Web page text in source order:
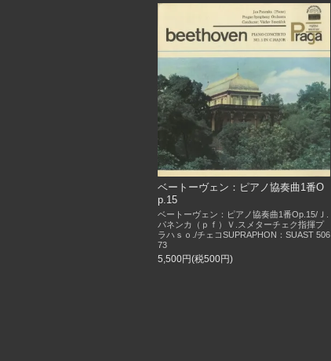
ベートーヴェン：ピアノ協奏曲1番O
p.15
ベートーヴェン：ピアノ協奏曲1番Op.15/Ｊ.
パネンカ（ｐｆ）Ｖ.スメターチェク指揮プ
ラハｓｏ./チェコSUPRAPHON：SUAST 506
73
5,500円(税500円)